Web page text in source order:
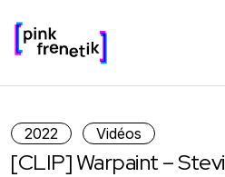
2022 Vidéos
[CLIP] Warpaint –